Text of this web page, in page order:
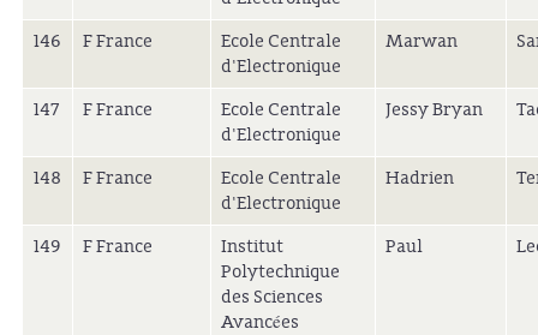
146 F France
Ecole Centrale
d'Electronique
Marwan
147 F France
Ecole Centrale
d'Electronique
Jessy Bryan
148 F France
Ecole Centrale
d'Electronique
Hadrien
149 F France
Institut
Polytechnique
des Sciences
Avancées
Paul